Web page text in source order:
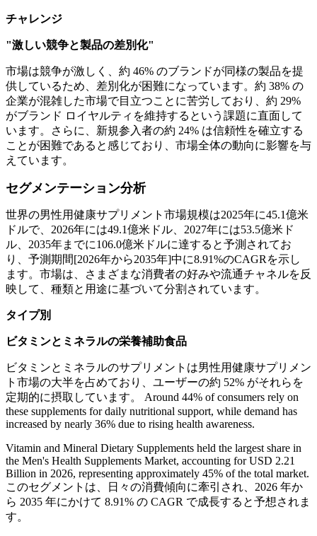
チャレンジ
"激しい競争と製品の差別化"
市場は競争が激しく、約 46% のブランドが同様の製品を提
供しているため、差別化が困難になっています。約 38% の
企業が混雑した市場で目立つことに苦労しており、約 29%
がブランド ロイヤルティを維持するという課題に直面して
います。さらに、新規参入者の約 24% は信頼性を確立する
ことが困難であると感じており、市場全体の動向に影響を与
えています。
セグメンテーション分析
世界の男性用健康サプリメント市場規模は2025年に45.1億米
ドルで、2026年には49.1億米ドル、2027年には53.5億米ド
ル、2035年までに106.0億米ドルに達すると予測されてお
り、予測期間[2026年から2035年]中に8.91%のCAGRを示し
ます。市場は、さまざまな消費者の好みや流通チャネルを反
映して、種類と用途に基づいて分割されています。
タイプ別
ビタミンとミネラルの栄養補助食品
ビタミンとミネラルのサプリメントは男性用健康サプリメン
ト市場の大半を占めており、ユーザーの約 52% がそれらを
定期的に摂取しています。 Around 44% of consumers rely on
these supplements for daily nutritional support, while demand has
increased by nearly 36% due to rising health awareness.
Vitamin and Mineral Dietary Supplements held the largest share in
the Men's Health Supplements Market, accounting for USD 2.21
Billion in 2026, representing approximately 45% of the total market.
このセグメントは、日々の消費傾向に牽引され、2026 年か
ら 2035 年にかけて 8.91% の CAGR で成長すると予想されま
す。